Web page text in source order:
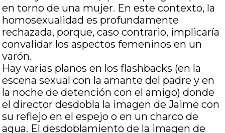
en torno de una mujer. En este contexto, la
homosexualidad es profundamente
rechazada, porque, caso contrario, implicaría
convalidar los aspectos femeninos en un
varón.
Hay varias planos en los flashbacks (en la
escena sexual con la amante del padre y en
la noche de detención con el amigo) donde
el director desdobla la imagen de Jaime con
su reflejo en el espejo o en un charco de
agua. El desdoblamiento de la imagen de